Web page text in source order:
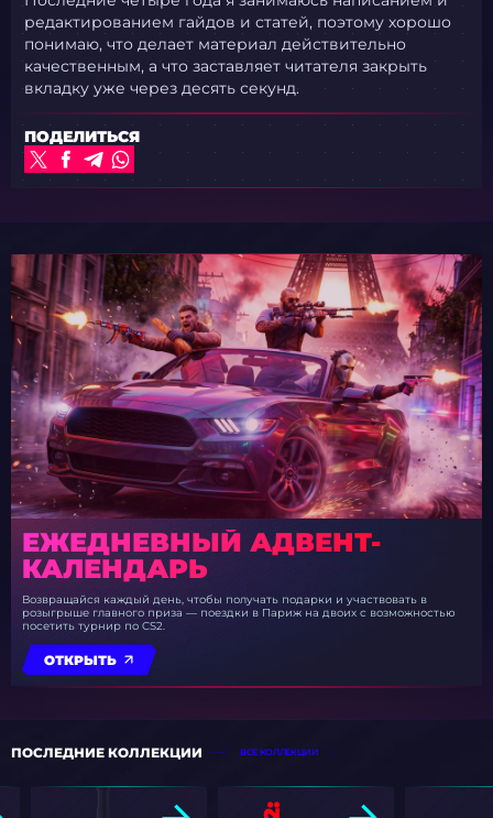
редактированием гайдов и статей, поэтому хорошо
понимаю, что делает материал действительно
качественным, а что заставляет читателя закрыть
вкладку уже через десять секунд.
ПОДЕЛИТЬСЯ
ЕЖЕДНЕВНЫЙ АДВЕНТ-
КАЛЕНДАРЬ
Возвращайся каждый день, чтобы получать подарки и участвовать в
розыгрыше главного приза — поездки в Париж на двоих с возможностью
посетить турнир по CS2.
ОТКРЫТЬ
ПОСЛЕДНИЕ КОЛЛЕКЦИИ ВСЕ КОЛЛЕКЦИИ